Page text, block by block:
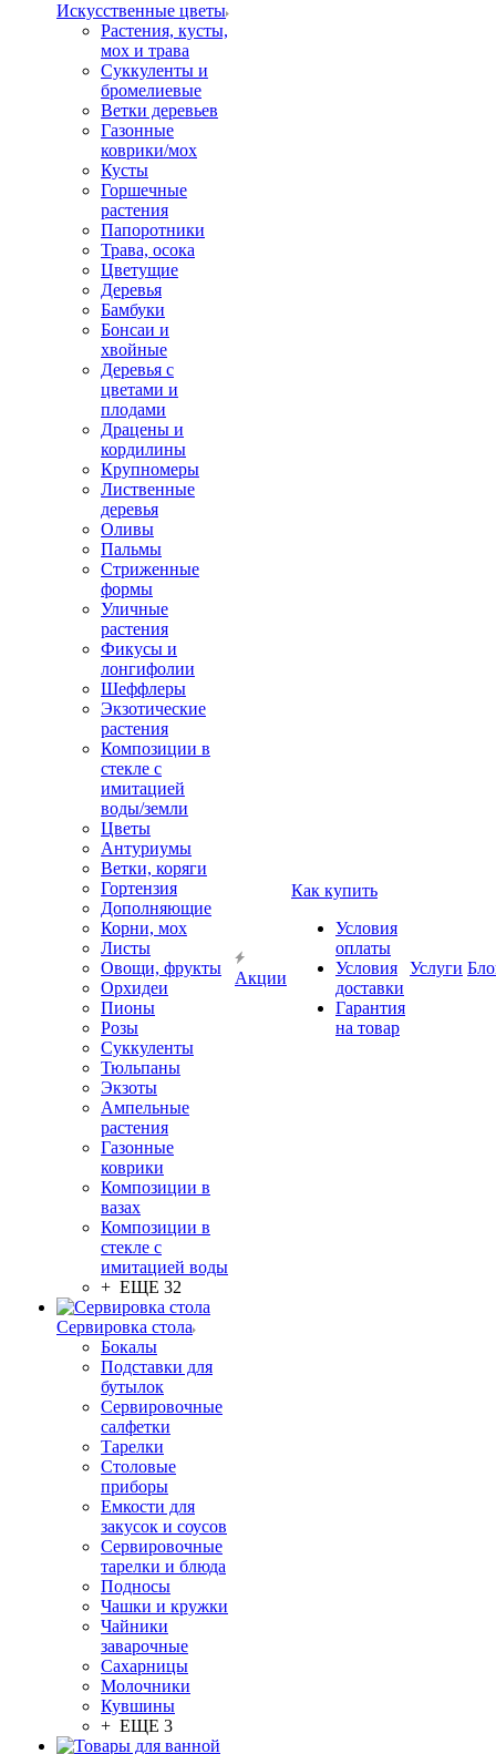
Искусственные цветы
Растения, кусты,
мох и трава
Суккуленты и
бромелиевые
Ветки деревьев
Газонные
коврики/мох
Кусты
Горшечные
растения
Папоротники
Трава, осока
Цветущие
Деревья
Бамбуки
Бонсаи и
хвойные
Деревья с
цветами и
плодами
Драцены и
кордилины
Крупномеры
Лиственные
деревья
Оливы
Пальмы
Стриженные
формы
Уличные
растения
Фикусы и
лонгифолии
Шеффлеры
Экзотические
растения
Композиции в
стекле с
имитацией
воды/земли
Цветы
Антуриумы
Ветки, коряги
Гортензия
Дополняющие
Корни, мох
Листы
Овощи, фрукты
Орхидеи
Пионы
Розы
Суккуленты
Тюльпаны
Экзоты
Ампельные
растения
Газонные
коврики
Композиции в
вазах
Композиции в
стекле с
имитацией воды
+ ЕЩЕ 32
Сервировка стола
Бокалы
Подставки для
бутылок
Сервировочные
салфетки
Тарелки
Столовые
приборы
Емкости для
закусок и соусов
Сервировочные
тарелки и блюда
Подносы
Чашки и кружки
Чайники
заварочные
Сахарницы
Молочники
Кувшины
+ ЕЩЕ 3
Акции
Как купить
Условия
оплаты
Условия
доставки
Гарантия
на товар
Услуги